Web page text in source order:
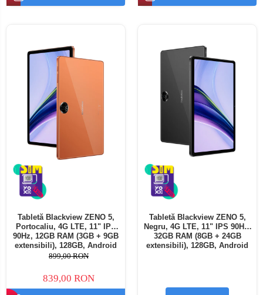
Tabletă Blackview ZENO 5,
Portocaliu, 4G LTE, 11" IPS
90Hz, 12GB RAM (3GB + 9GB
extensibili), 128GB, Android
16, Unisoc T7250, 8300mAh,
SIM
899,00 RON
839,00 RON
Tabletă Blackview ZENO 5,
Negru, 4G LTE, 11" IPS 90Hz,
32GB RAM (8GB + 24GB
extensibili), 128GB, Android